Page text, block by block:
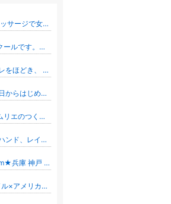
神戸 アロマテラピー・ リンパマッサージで女性の気になる冷え・むくみ、肩こり・不眠をすっきり解消！須磨区 妙法寺
東京フラワーアレンジメントスクールです。フラワー装飾技能士３級,２級,１級,色彩検定1級2次,ラッピング等直接指導。渋谷,代々木,新宿
いつからだって大丈夫。 心のズレをほどき、 最初から恵まれていた私に戻る場所✨
綺麗な字が書けるコツ伝授！ 今日からはじめるおうち書道
【伊丹・尼崎】ウェディングソムリエのつくる ゆめいろアイシングクッキー Tonttu fleur (トントゥフルール)
ハワイのサロンHina☆ロミロミハンド、レイキマスター、チャクラダンス、DJ
ボディアートサロン&スクールEm★兵庫 神戸 明石 姫路★ボディジュエリー,ヘナ,エアーブラシ,耳つぼ,カラーセラピー資格取得可能
『神戸兵庫湊川公園』デコ×ネイル×アメリカンフラワー×ハンドメイド教室